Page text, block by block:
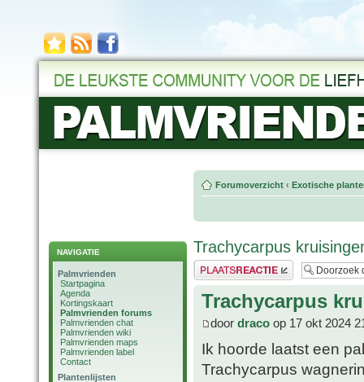
NAVIGATIE
Palmvrienden
Startpagina
Agenda
Kortingskaart
Palmvrienden forums
Palmvrienden chat
Palmvrienden wiki
Palmvrienden maps
Palmvrienden label
Contact
Plantenlijsten
Forumoverzicht ‹ Exotische
Trachycarpus
Plaats een reactie
Trachycarpus
door draco op 17 okt 2024
Ik hoorde laatst een
Trachycarpus